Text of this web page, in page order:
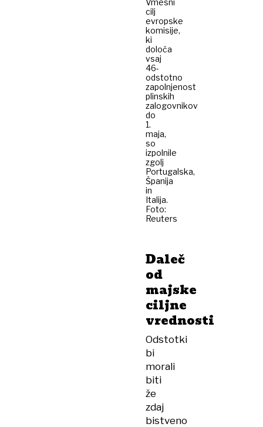
Vmesni
cilj
evropske
komisije,
ki
določa
vsaj
46-
odstotno
zapolnjenost
plinskih
zalogovnikov
do
1.
maja,
so
izpolnile
zgolj
Portugalska,
Španija
in
Italija.
Foto:
Reuters
Daleč
od
majske
ciljne
vrednosti
Odstotki
bi
morali
biti
že
zdaj
bistveno